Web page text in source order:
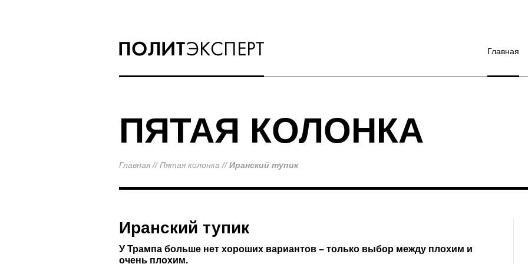
Главная
ПЯТАЯ КОЛОНКА
Главная //Пятая колонка //Иранский тупик
Иранский тупик
У Трампа больше нет хороших вариантов – только выбор между плохим и
очень плохим.